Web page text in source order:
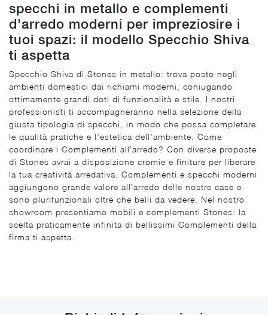
specchi in metallo e complementi
d'arredo moderni per impreziosire i
tuoi spazi: il modello Specchio Shiva
ti aspetta
Specchio Shiva di Stones in metallo: trova posto negli
ambienti domestici dai richiami moderni, coniugando
ottimamente grandi doti di funzionalità e stile. I nostri
professionisti ti accompagneranno nella selezione della
giusta tipologia di specchi, in modo che possa completare
le qualità pratiche e l'estetica dell'ambiente. Come
coordinare i Complementi all’arredo? Con diverse proposte
di Stones avrai a disposizione cromie e finiture per liberare
la tua creatività arredativa. Complementi e specchi moderni
aggiungono grande valore all’arredo delle nostre case e
sono plurifunzionali oltre che belli da vedere. Nel nostro
showroom presentiamo mobili e complementi Stones: la
scelta praticamente infinita di bellissimi Complementi della
firma ti aspetta.